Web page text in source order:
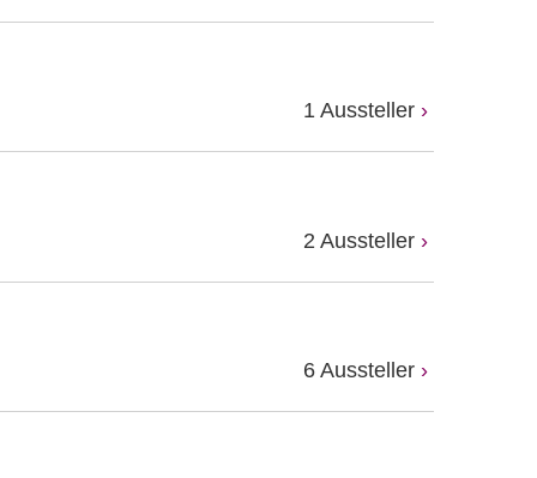
1 Aussteller
2 Aussteller
6 Aussteller